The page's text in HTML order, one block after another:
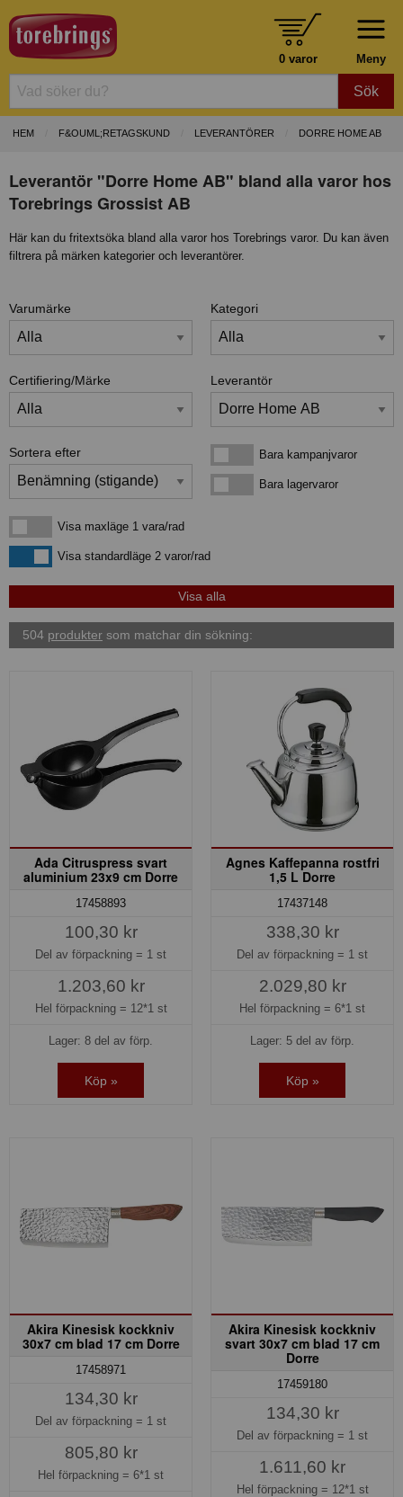
Meny
0 varor
Sök
HEM F&OUML;RETAGSKUND LEVERANTÖRER DORRE HOME AB
Leverantör "Dorre Home AB" bland alla varor hos
Torebrings Grossist AB
Här kan du fritextsöka bland alla varor hos Torebrings varor. Du kan även
filtrera på märken kategorier och leverantörer.
Varumärke Kategori
Certifiering/Märke Leverantör
Sortera efter Bara kampanjvarorBara kampanjvaror
Bara lagervarorBara lagervaror
Visa maxläge 1 vara/rad
Visa maxläge 1 vara/rad
Visa standardlägeVisa standardläge 2 varor/rad
504 produkter som matchar din sökning:
Ada Citruspress svart
aluminium 23x9 cm Dorre
17458893
100,30 kr
Del av förpackning = 1 st
1.203,60 kr
Hel förpackning = 12*1 st
Lager: 8 del av förp.
Köp »
Agnes Kaffepanna rostfri
1,5 L Dorre
17437148
338,30 kr
Del av förpackning = 1 st
2.029,80 kr
Hel förpackning = 6*1 st
Lager: 5 del av förp.
Köp »
Akira Kinesisk kockkniv
30x7 cm blad 17 cm Dorre
17458971
134,30 kr
Del av förpackning = 1 st
805,80 kr
Hel förpackning = 6*1 st
Akira Kinesisk kockkniv
svart 30x7 cm blad 17 cm
Dorre
17459180
134,30 kr
Del av förpackning = 1 st
1.611,60 kr
Hel förpackning = 12*1 st